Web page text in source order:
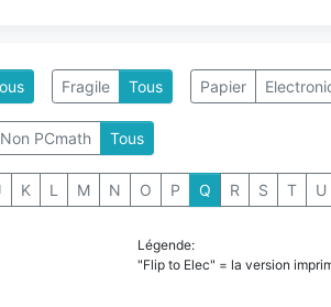
Fragile Tous Papier
Non PCmath Tous
K L M N O P Q R S T U
Légende:
"Flip to Elec" = la version